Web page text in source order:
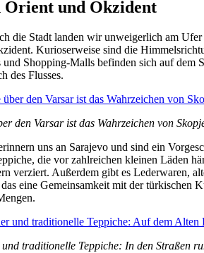
Orient und Okzident
die Stadt landen wir unweigerlich am
Kurioserweise sind die
und Shopping-Malls befinden sich auf dem
des Flusses.
den Varsar ist das Wahrzeichen von
uns an Sarajevo und sind ein
die vor zahlreichen kleinen Läden
verziert. Außerdem gibt es Lederwaren,
eine Gemeinsamkeit mit der türkischen
traditionelle Teppiche: In den Straßen